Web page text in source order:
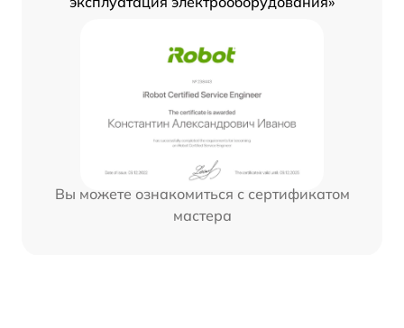
Вы можете ознакомиться с сертификатом
мастера